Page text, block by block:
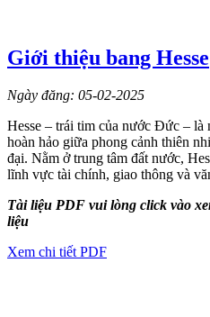
Giới thiệu bang Hesse
Ngày đăng: 05-02-2025
Hesse – trái tim của nước Đức – là
hoàn hảo giữa phong cảnh thiên
đại. Nằm ở trung tâm đất nước,
lĩnh vực tài chính, giao thông và
Tài liệu PDF vui lòng click vào
liệu
Xem chi tiết PDF